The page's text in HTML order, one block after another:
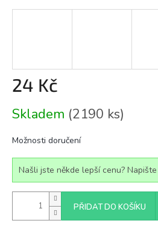
24 Kč
cena:
Skladem (2190 ks)
Možnosti doručení
Našli jste někde lepší cenu?
PŘIDAT DO KOŠÍKU